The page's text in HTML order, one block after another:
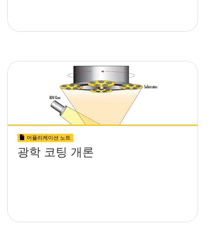
어플리케이션 노트
광학 코팅 개론